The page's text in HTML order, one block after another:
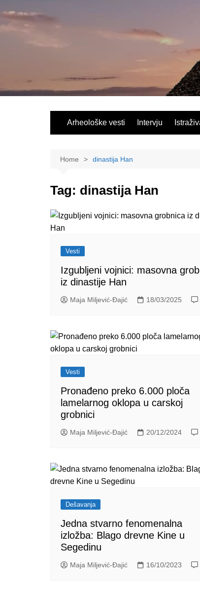
Arheološke vesti Intervju
Home dinastija Han
Tag: dinastija Han
Vesti
Izgubljeni vojnici: masovna
iz dinastije Han
Maja Miljević-Đajić 18/03/2025
Vesti
Pronađeno preko 6.000 ploča
lamelarnog oklopa u carskoj
grobnici
Maja Miljević-Đajić 20/12/2024
Dešavanja
Jedna stvarno fenomenalna
izložba: Blago drevne Kine u
Segedinu
Maja Miljević-Đajić 16/10/2023